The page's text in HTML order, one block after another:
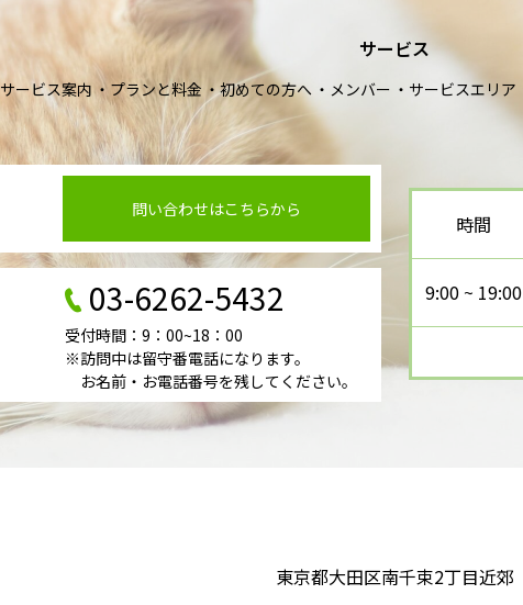
サービス
サービス案内 プランと料金 初めての方へ メンバー サービスエリア
問い合わせはこちらから
03-6262-5432
受付時間：9：00~18：00
※訪問中は留守番電話になります。
お名前・お電話番号を残してください。
時間
9:00 ~ 19:00
東京都大田区南千束2丁目近郊